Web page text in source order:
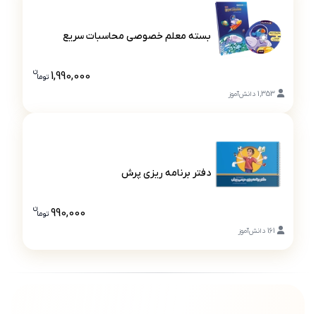
1,353 دانش‌آموز
بسته معلم خصوصی محاسبات سریع
1,990,000 توما
ن
161 دانش‌آموز
دفتر برنامه ریزی پرش
990,000 توما
ن